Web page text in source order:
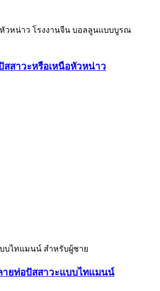
สาวะหรือเหนือหัวหน่าว
ยท่อปัสสาวะแบบไทแมนน์